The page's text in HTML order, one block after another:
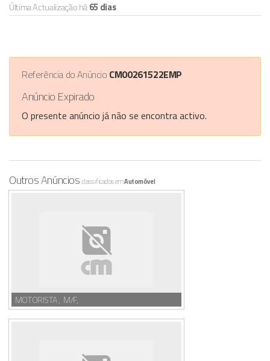
Última Actualização há65 dias
Referência do Anúncio CM00261522EMP
Anúncio Expirado
O presente anúncio já não se encontra activo.
Outros Anúncios classificados emAutomóvel
MOTORISTA , M/F,